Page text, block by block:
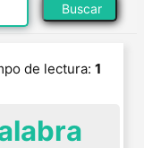
Buscar
de lectura: 1